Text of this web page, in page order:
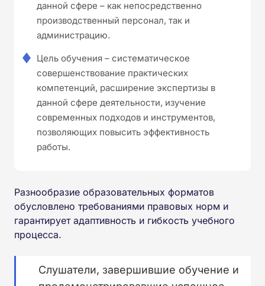
данной сфере – как непосредственно
производственный персонал, так и
администрацию.
Цель обучения – систематическое
совершенствование практических
компетенций, расширение экспертизы в
данной сфере деятельности, изучение
современных подходов и инструментов,
позволяющих повысить эффективность
работы.
Разнообразие образовательных форматов
обусловлено требованиями правовых норм и
гарантирует адаптивность и гибкость учебного
процесса.
Слушатели, завершившие обучение и